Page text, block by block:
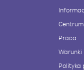
Praca
Warunki
Polityka